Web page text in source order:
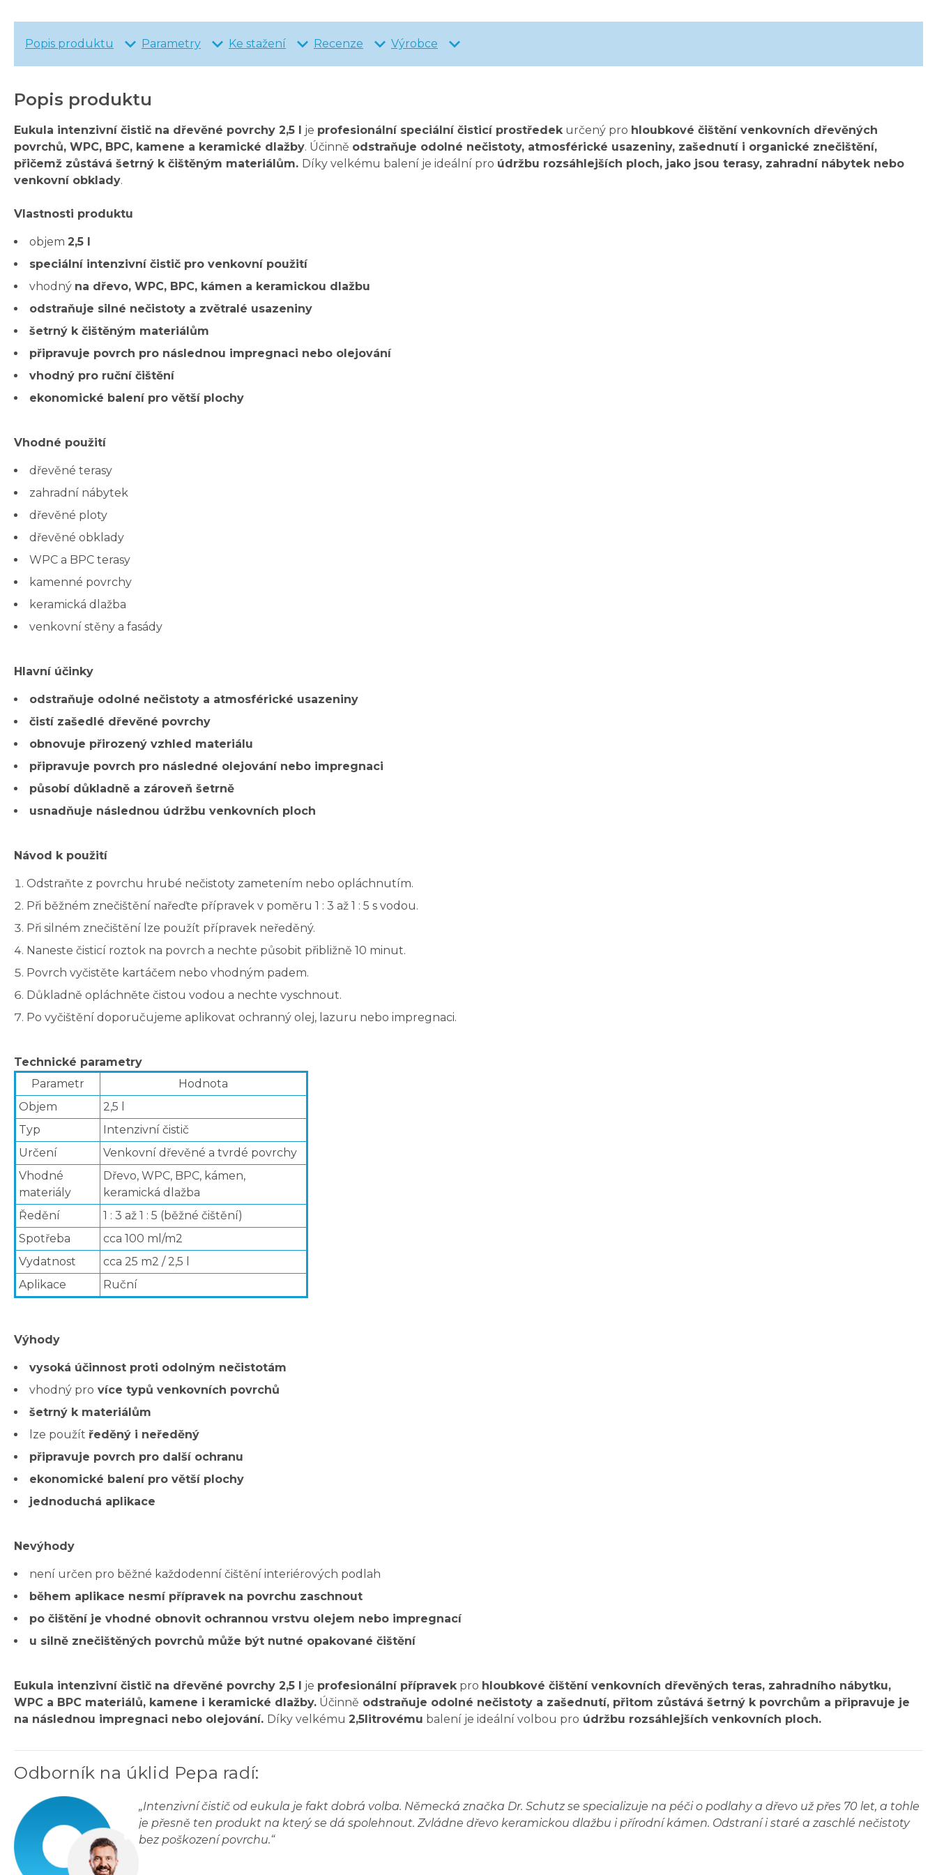
Popis produktu Parametry Ke stažení Recenze Výrobce
Popis produktu
Eukula intenzivní čistič na dřevěné povrchy 2,5 l je profesionální speciální čisticí prostředekurčený pro hloubkové čištění venkovních dřevěných
povrchů, WPC, BPC, kamene a keramické dlažby. Účinně odstraňuje odolné nečistoty, atmosférické usazeniny, zašednutí i organické znečištění,
přičemž zůstává šetrný k čištěným materiálům. Díky velkému balení je ideální pro údržbu rozsáhlejších ploch, jako jsou terasy, zahradní nábytek nebo
venkovní obklady.
Vlastnosti produktu
objem 2,5 l
speciální intenzivní čistič pro venkovní použití
vhodný na dřevo, WPC, BPC, kámen a keramickou dlažbu
odstraňuje silné nečistoty a zvětralé usazeniny
šetrný k čištěným materiálům
připravuje povrch pro následnou impregnaci nebo olejování
vhodný pro ruční čištění
ekonomické balení pro větší plochy
Vhodné použití
dřevěné terasy
zahradní nábytek
dřevěné ploty
dřevěné obklady
WPC a BPC terasy
kamenné povrchy
keramická dlažba
venkovní stěny a fasády
Hlavní účinky
odstraňuje odolné nečistoty a atmosférické usazeniny
čistí zašedlé dřevěné povrchy
obnovuje přirozený vzhled materiálu
připravuje povrch pro následné olejování nebo impregnaci
působí důkladně a zároveň šetrně
usnadňuje následnou údržbu venkovních ploch
Návod k použití
Odstraňte z povrchu hrubé nečistoty zametením nebo opláchnutím.
Při běžném znečištění nařeďte přípravek v poměru 1 : 3 až 1 : 5 s vodou.
Při silném znečištění lze použít přípravek neředěný.
Naneste čisticí roztok na povrch a nechte působit přibližně 10 minut.
Povrch vyčistěte kartáčem nebo vhodným padem.
Důkladně opláchněte čistou vodou a nechte vyschnout.
Po vyčištění doporučujeme aplikovat ochranný olej, lazuru nebo impregnaci.
Technické parametry
Parametr
Hodnota
Objem
2,5 l
Typ
Intenzivní čistič
Určení
Venkovní dřevěné a tvrdé povrchy
Vhodné
materiály
Dřevo, WPC, BPC, kámen,
keramická dlažba
Ředění
1 : 3 až 1 : 5 (běžné čištění)
Spotřeba
cca 100 ml/m2
Vydatnost
cca 25 m2 / 2,5 l
Aplikace
Ruční
Výhody
vysoká účinnost proti odolným nečistotám
vhodný pro více typů venkovních povrchů
šetrný k materiálům
lze použít ředěný i neředěný
připravuje povrch pro další ochranu
ekonomické balení pro větší plochy
jednoduchá aplikace
Nevýhody
není určen pro běžné každodenní čištění interiérových podlah
během aplikace nesmí přípravek na povrchu zaschnout
po čištění je vhodné obnovit ochrannou vrstvu olejem nebo impregnací
u silně znečištěných povrchů může být nutné opakované čištění
Eukula intenzivní čistič na dřevěné povrchy 2,5 l je profesionální přípravekpro hloubkové čištění venkovních dřevěných teras, zahradního nábytku,
WPC a BPC materiálů, kamene i keramické dlažby. Účinně odstraňuje odolné nečistoty a zašednutí, přitom zůstává šetrný k povrchům a připravuje je
na následnou impregnaci nebo olejování. Díky velkému 2,5litrovému balení je ideální volbou pro údržbu rozsáhlejších venkovních ploch.
Odborník na úklid Pepa radí:
„Intenzivní čistič od eukula je fakt dobrá volba. Německá značka Dr. Schutz se specializuje na péči o podlahy a dřevo už přes 70 let, a tohle
je přesně ten produkt na který se dá spolehnout. Zvládne dřevo keramickou dlažbu i přírodní kámen. Odstraní i staré a zaschlé nečistoty
bez poškození povrchu.“